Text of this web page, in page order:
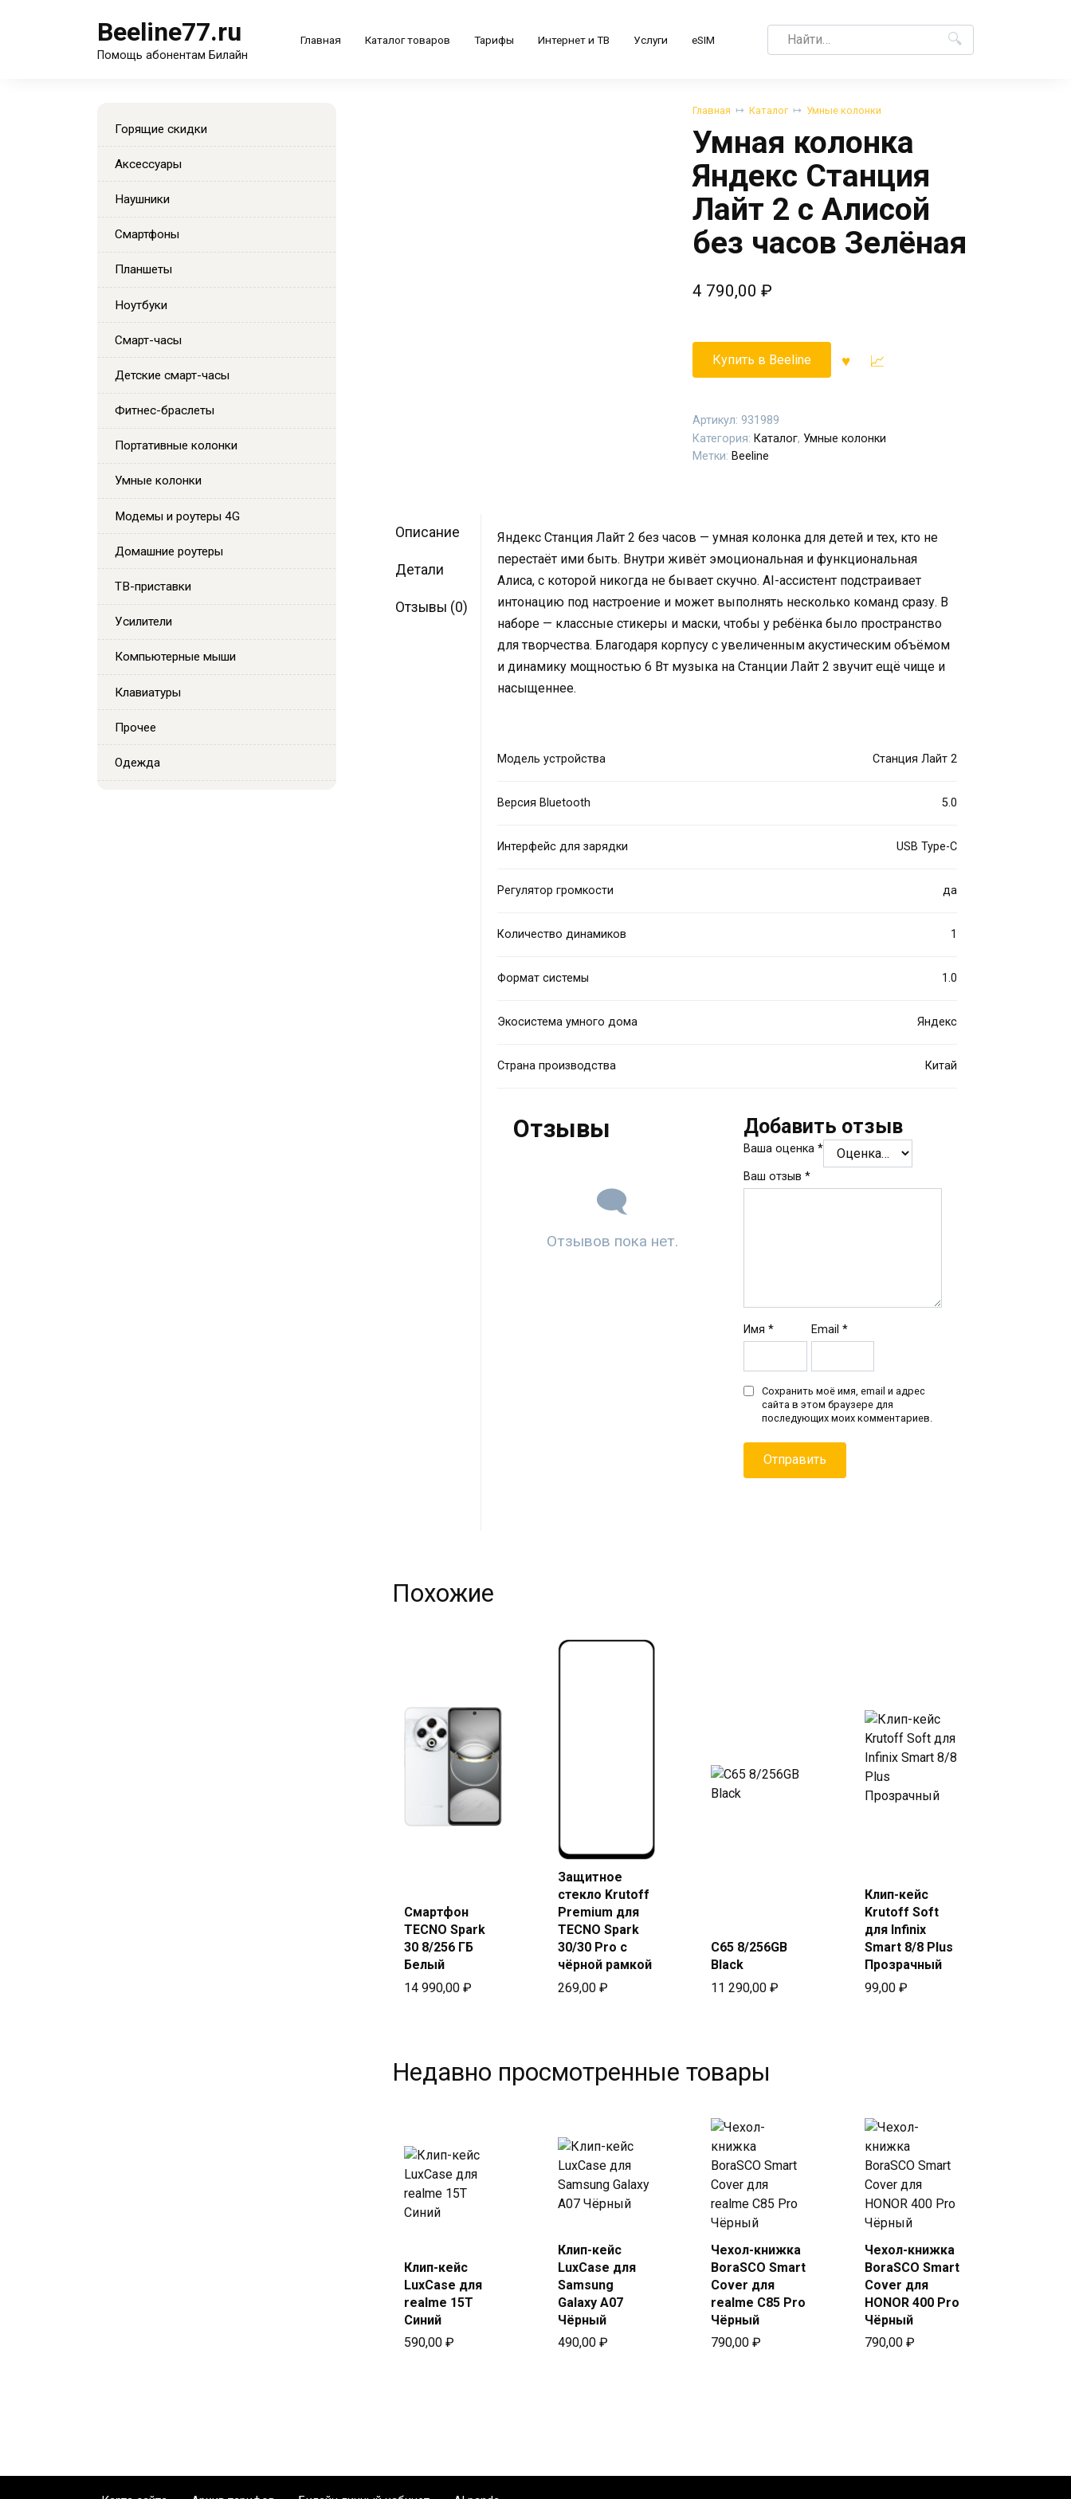
Beeline77.ru
Помощь абонентам Билайн
Главная Каталог товаров Тарифы Интернет и ТВ Услуги eSIM
Search
for:
Главная Каталог Умные колонки
Умная колонка
Яндекс Станция
Лайт 2 с Алисой
без часов Зелёная
4 790,00 ₽
Купить в Beeline
Артикул: 931989
Категория: Каталог, Умные колонки
Метки: Beeline
Описание
Детали
Отзывы (0)
Яндекс Станция Лайт 2 без часов — умная колонка для детей и тех, кто не
перестаёт ими быть. Внутри живёт эмоциональная и функциональная
Алиса, с которой никогда не бывает скучно. AI-ассистент подстраивает
интонацию под настроение и может выполнять несколько команд сразу. В
наборе — классные стикеры и маски, чтобы у ребёнка было пространство
для творчества. Благодаря корпусу с увеличенным акустическим объёмом
и динамику мощностью 6 Вт музыка на Станции Лайт 2 звучит ещё чище и
насыщеннее.
Модель устройства Станция Лайт 2
Версия Bluetooth 5.0
Интерфейс для зарядки USB Type-C
Регулятор громкости да
Количество динамиков 1
Формат системы 1.0
Экосистема умного дома Яндекс
Страна производства Китай
Отзывы
Отзывов пока нет.
Добавить отзыв
Ваша оценка*
Ваш отзыв*
Имя* Email *
Сохранить моё имя, email и адрес
сайта в этом браузере для
последующих моих комментариев.
Похожие
Смартфон
TECNO Spark
30 8/256 ГБ
Белый
14 990,00 ₽
Купить
в Beeline
Защитное
стекло Krutoff
Premium для
TECNO Spark
30/30 Pro с
чёрной рамкой
269,00 ₽
C65 8/256GB
Black
11 290,00 ₽
Клип-кейс
Krutoff Soft
для Infinix
Smart 8/8 Plus
Прозрачный
99,00 ₽
Недавно просмотренные товары
в Beeline
Клип-кейс
LuxCase для
realme 15T
Синий
590,00 ₽
Купить
в Beeline
Клип-кейс
LuxCase для
Samsung
Galaxy A07
Чёрный
490,00 ₽
Купить
в Beeline
Чехол-книжка
BoraSCO Smart
Cover для
realme C85 Pro
Чёрный
790,00 ₽
Купить
в Beeline
Чехол-книжка
BoraSCO Smart
Cover для
HONOR 400 Pro
Чёрный
790,00 ₽
Горящие скидки
Аксессуары
Наушники
Смартфоны
Планшеты
Ноутбуки
Смарт-часы
Детские смарт-часы
Фитнес-браслеты
Портативные колонки
Умные колонки
Модемы и роутеры 4G
Домашние роутеры
ТВ-приставки
Усилители
Компьютерные мыши
Клавиатуры
Прочее
Одежда